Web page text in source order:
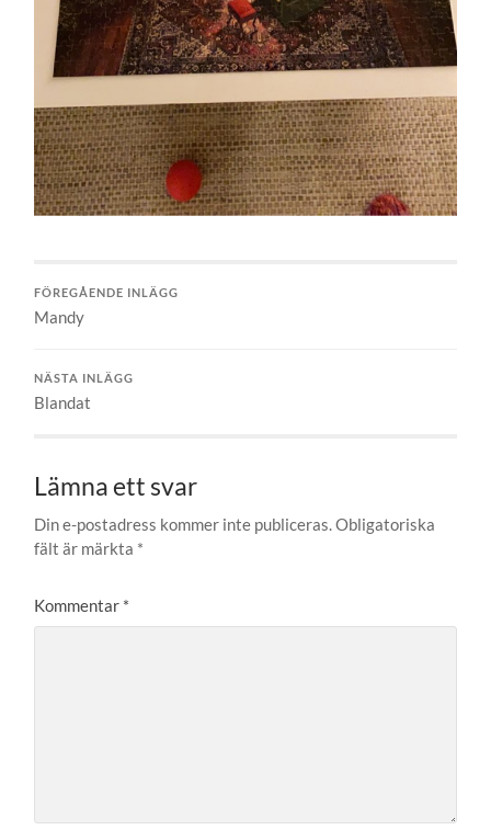
FÖREGÅENDE INLÄGG
Mandy
NÄSTA INLÄGG
Blandat
Lämna ett svar
Din e-postadress kommer inte publiceras.Obligatoriska
fält är märkta *
Kommentar *